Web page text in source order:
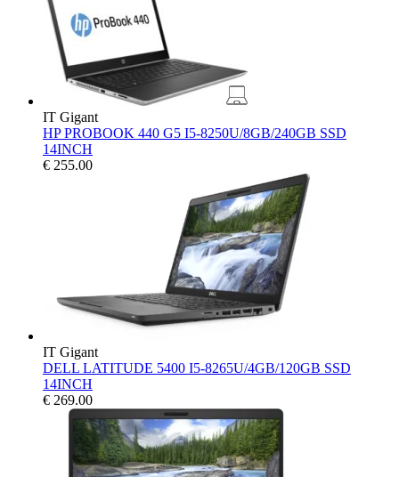
IT Gigant
HP PROBOOK 440 G5 I5-8250U/8GB/240GB SSD
14INCH
€ 255.00
IT Gigant
DELL LATITUDE 5400 I5-8265U/4GB/120GB SSD
14INCH
€ 269.00